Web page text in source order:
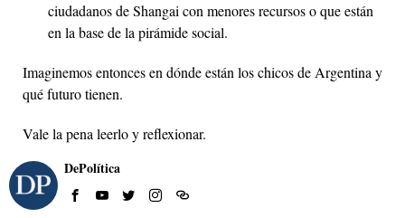
ciudadanos de Shangai con menores recursos o que están
en la base de la pirámide social.
Imaginemos entonces en dónde están los chicos de Argentina y
qué futuro tienen.
Vale la pena leerlo y reflexionar.
DePolítica